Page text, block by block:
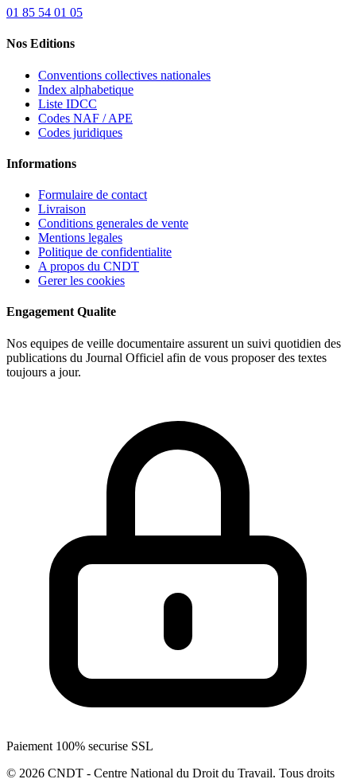
01 85 54 01 05
Nos Editions
Conventions collectives nationales
Index alphabetique
Liste IDCC
Codes NAF / APE
Codes juridiques
Informations
Formulaire de contact
Livraison
Conditions generales de vente
Mentions legales
Politique de confidentialite
A propos du CNDT
Gerer les cookies
Engagement Qualite
Nos equipes de veille documentaire assurent un suivi quotidien des
publications du Journal Officiel afin de vous proposer des textes
toujours a jour.
Paiement 100% securise SSL
© 2026 CNDT - Centre National du Droit du Travail. Tous droits